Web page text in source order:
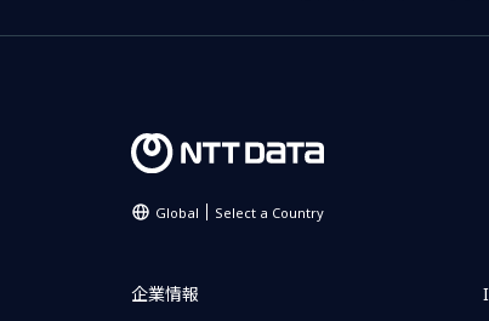
Global Select a Country
企業情報